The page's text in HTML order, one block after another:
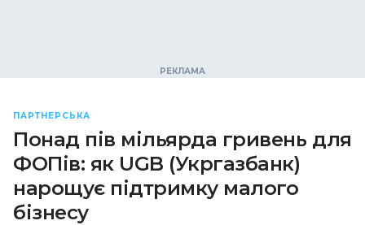
ПАРТНЕРСЬКА
Понад пів мільярда гривень для
ФОПів: як UGB (Укргазбанк)
нарощує підтримку малого
бізнесу